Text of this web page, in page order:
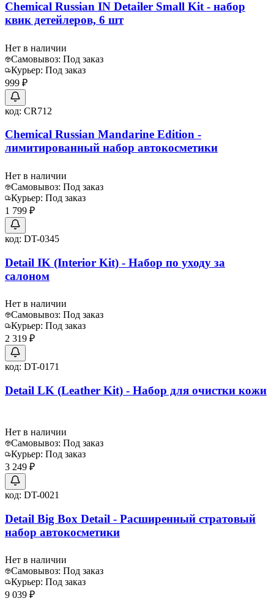
Chemical Russian IN Detailer Small Kit - набор
квик детейлеров, 6 шт
Нет в наличии
Самовывоз: Под заказ
Курьер: Под заказ
999 ₽
код: CR712
Chemical Russian Mandarine Edition -
лимитированный набор автокосметики
Нет в наличии
Самовывоз: Под заказ
Курьер: Под заказ
1 799 ₽
код: DT-0345
Detail IK (Interior Kit) - Набор по уходу за
салоном
Нет в наличии
Самовывоз: Под заказ
Курьер: Под заказ
2 319 ₽
код: DT-0171
Detail LK (Leather Kit) - Набор для очистки кожи
Нет в наличии
Самовывоз: Под заказ
Курьер: Под заказ
3 249 ₽
код: DT-0021
Detail Big Box Detail - Расширенный стратовый
набор автокосметики
Нет в наличии
Самовывоз: Под заказ
Курьер: Под заказ
9 039 ₽